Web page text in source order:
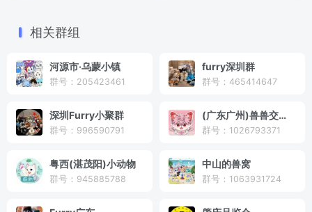
相关群组
河源市·乌蒙小镇
群号：205423461
furry深圳群
群号：465414647
深圳Furry小聚群
群号：996590791
(广东广州)兽兽交流群
群号：1026793371
粤西(湛茂阳)小动物
群号：945885788
中山的兽窝
群号：1063931724